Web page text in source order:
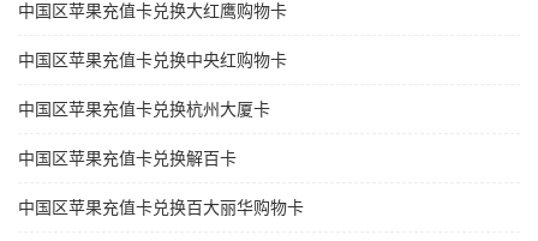
中国区苹果充值卡兑换大红鹰购物卡
中国区苹果充值卡兑换中央红购物卡
中国区苹果充值卡兑换杭州大厦卡
中国区苹果充值卡兑换解百卡
中国区苹果充值卡兑换百大丽华购物卡